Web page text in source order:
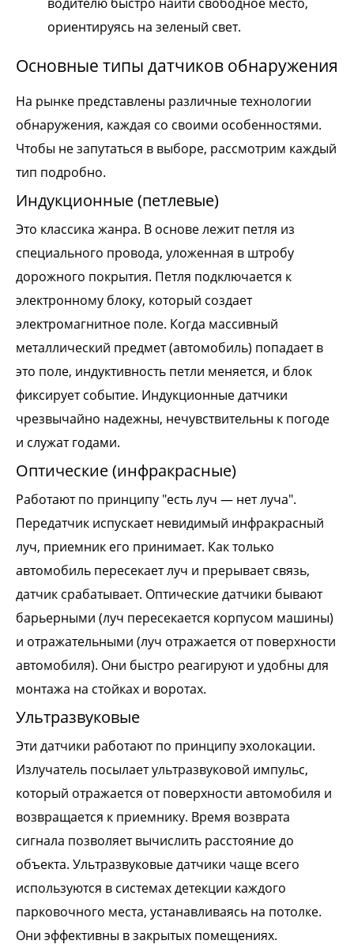
ориентируясь на зеленый свет.
Основные типы датчиков обнаружения
На рынке представлены различные технологии
обнаружения, каждая со своими особенностями.
Чтобы не запутаться в выборе, рассмотрим каждый
тип подробно.
Индукционные (петлевые)
Это классика жанра. В основе лежит петля из
специального провода, уложенная в штробу
дорожного покрытия. Петля подключается к
электронному блоку, который создает
электромагнитное поле. Когда массивный
металлический предмет (автомобиль) попадает в
это поле, индуктивность петли меняется, и блок
фиксирует событие. Индукционные датчики
чрезвычайно надежны, нечувствительны к погоде
и служат годами.
Оптические (инфракрасные)
Работают по принципу "есть луч — нет луча".
Передатчик испускает невидимый инфракрасный
луч, приемник его принимает. Как только
автомобиль пересекает луч и прерывает связь,
датчик срабатывает. Оптические датчики бывают
барьерными (луч пересекается корпусом машины)
и отражательными (луч отражается от поверхности
автомобиля). Они быстро реагируют и удобны для
монтажа на стойках и воротах.
Ультразвуковые
Эти датчики работают по принципу эхолокации.
Излучатель посылает ультразвуковой импульс,
который отражается от поверхности автомобиля и
возвращается к приемнику. Время возврата
сигнала позволяет вычислить расстояние до
объекта. Ультразвуковые датчики чаще всего
используются в системах детекции каждого
парковочного места, устанавливаясь на потолке.
Они эффективны в закрытых помещениях.